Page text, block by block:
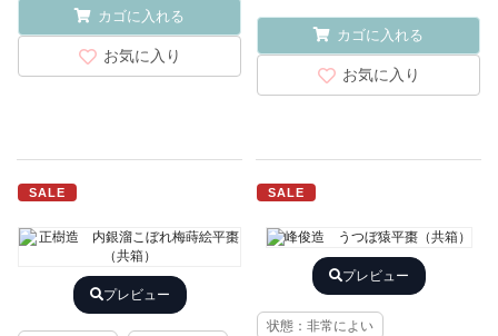
カゴに入れる
お気に入り
カゴに入れる
お気に入り
SALE
プレビュー
SALE
プレビュー
状態：非常によい